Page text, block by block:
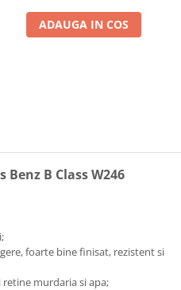
ADAUGA IN COS
B Class W246
foarte bine finisat, rezistent si
murdaria si apa;